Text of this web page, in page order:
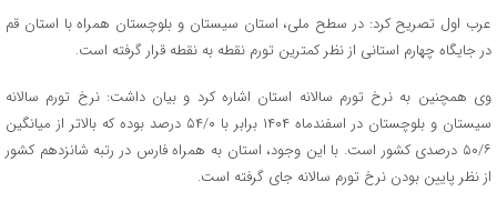
عرب اول تصریح کرد: در سطح ملی، استان سیستان و بلوچستان همراه با استان قم
در جایگاه چهارم استانی از نظر کمترین تورم نقطه به نقطه قرار گرفته است.
وی همچنین به نرخ تورم سالانه استان اشاره کرد و بیان داشت: نرخ تورم سالانه
سیستان و بلوچستان در اسفندماه ۱۴۰۴ برابر با ۵۴/۰ درصد بوده که بالاتر از میانگین
۵۰/۶ درصدی کشور است. با این وجود، استان به همراه فارس در رتبه شانزدهم کشور
از نظر پایین بودن نرخ تورم سالانه جای گرفته است.